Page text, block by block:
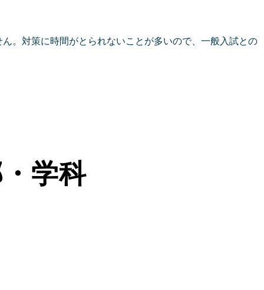
。対策に時間がとられないことが多いので、一般入試との
学科